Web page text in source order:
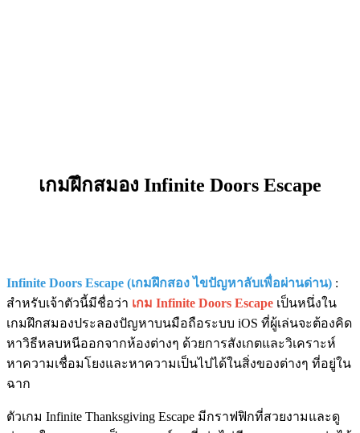
เกมฝึกสมอง Infinite Doors Escape
Infinite Doors Escape (เกมฝึกสอง ไขปัญหาลับเพื่อผ่านด่าน) :
สำหรับเจ้าตัวนี้มีชื่อว่า เกม Infinite Doors Escape เป็นหนึ่งใน
เกมฝึกสมองประลองปัญหาบนมือถือระบบ iOS ที่ผู้เล่นจะต้องคิด
หาวิธีหลบหนีออกจากห้องต่างๆ ด้วยการสังเกตและวิเคราะห์
หาความเชื่อมโยงและหาความเป็นไปได้ในสิ่งของต่างๆ ที่อยู่ใน
ฉาก
ตัวเกม Infinite Thanksgiving Escape มีกราฟฟิกที่สวยงามและดู